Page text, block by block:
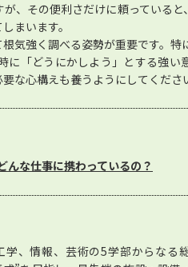
、その便利さだけに頼っていると
まいます。
気強く調べる姿勢が重要です。特
に「どうにかしよう」とする強い
な心構えも養うようにしてくださ
んな仕事に携わっているの？
、情報、芸術の5学部からなる